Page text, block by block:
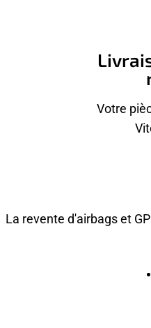
Votre
La revente d'airbags et